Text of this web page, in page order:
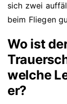
sich zwei
beim Fliegen
Wo ist
welche
er?